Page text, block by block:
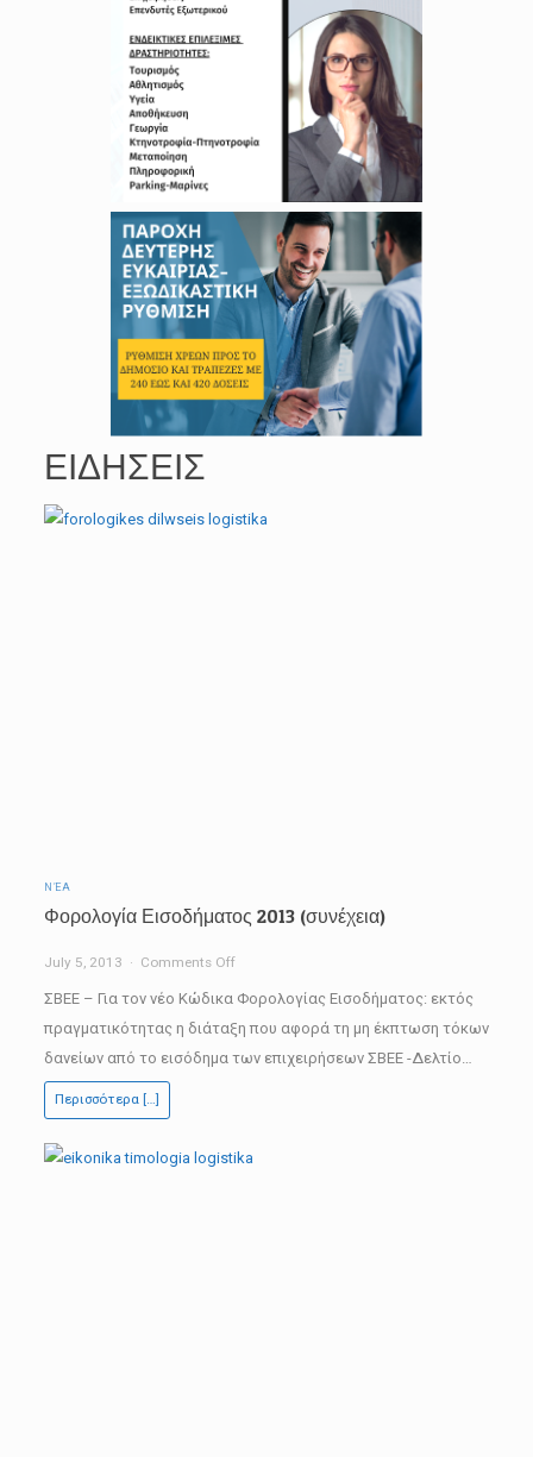
ΕΙΔΗΣΕΙΣ
ΝΈΑ
Φορολογία Εισοδήματος 2013 (συνέχεια)
July 5, 2013 Comments Offon
Φορολογία
Εισοδήματος
ΣΒΕΕ – Για τον νέο Κώδικα Φορολογίας Εισοδήματος: εκτός
πραγματικότητας η διάταξη που αφορά τη μη έκπτωση τόκων
δανείων από το εισόδημα των επιχειρήσεων ΣΒΕΕ -Δελτίο…
Περισσότερα […]